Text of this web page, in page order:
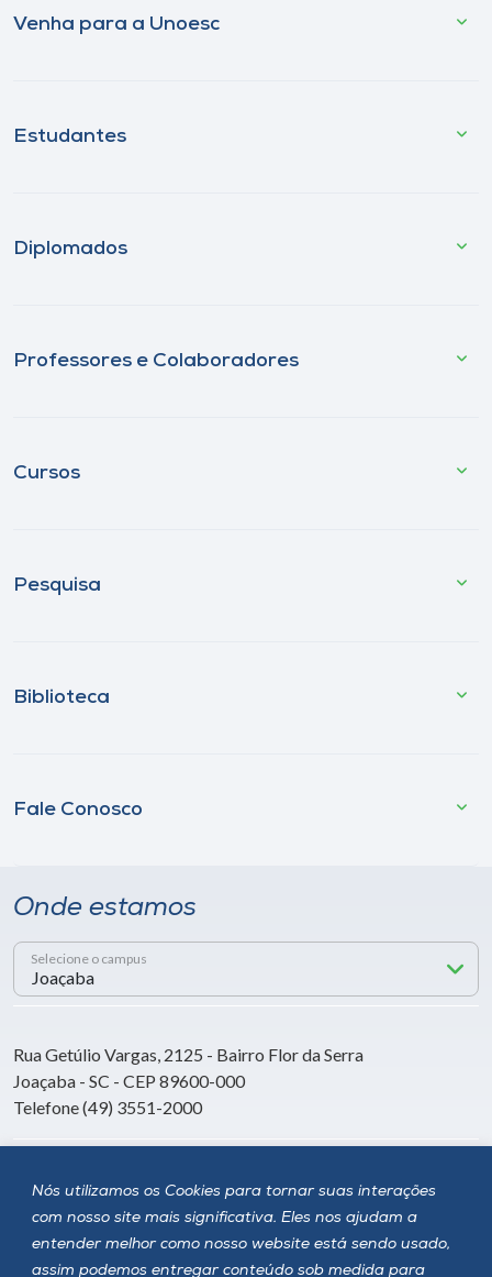
Nós utilizamos os Cookies para tornar suas interações
com nosso site mais significativa. Eles nos ajudam a
entender melhor como nosso website está sendo usado,
assim podemos entregar conteúdo sob medida para
Venha para a Unoesc
Estudantes
Diplomados
Professores e Colaboradores
Cursos
Pesquisa
Biblioteca
Fale Conosco
Onde estamos
Selecione o campus
Rua Getúlio Vargas, 2125 - Bairro Flor da Serra
Joaçaba - SC - CEP 89600-000
Telefone (49) 3551-2000
Siga a Unoesc